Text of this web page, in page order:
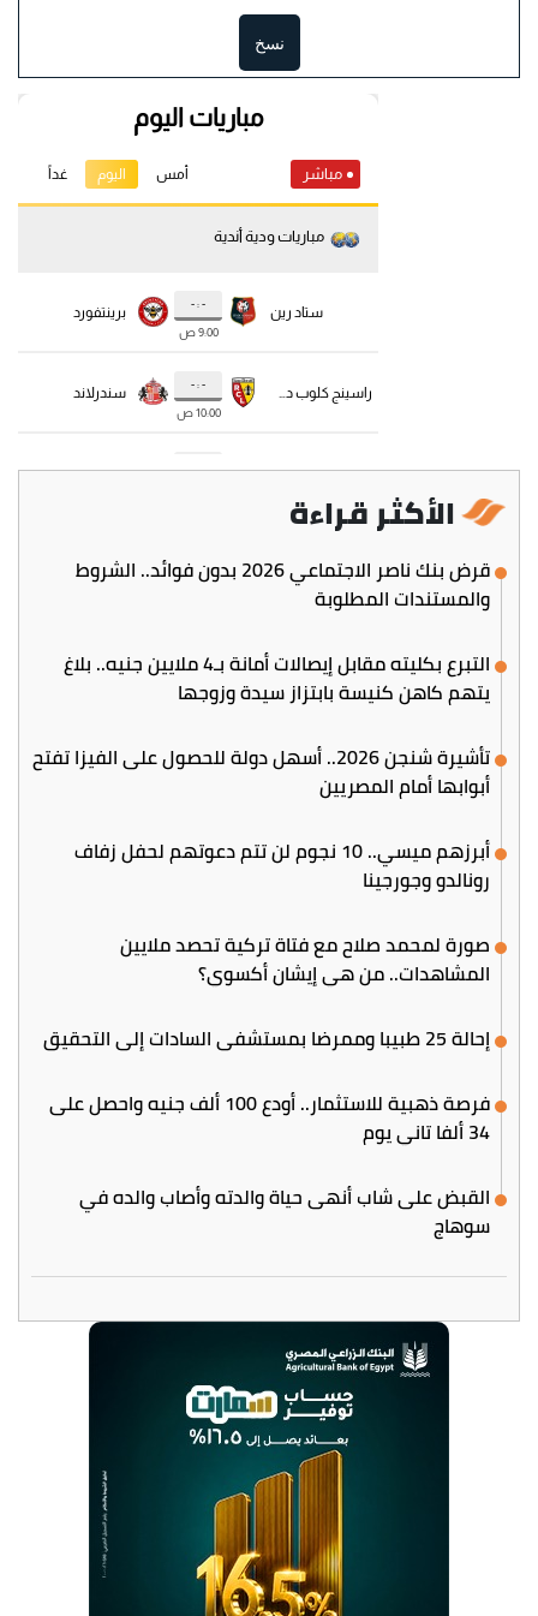
نسخ
الأكثر قراءة
قرض بنك ناصر الاجتماعي 2026 بدون فوائد.. الشروط
والمستندات المطلوبة
التبرع بكليته مقابل إيصالات أمانة بـ4 ملايين جنيه.. بلاغ
يتهم كاهن كنيسة بابتزاز سيدة وزوجها
تأشيرة شنجن 2026.. أسهل دولة للحصول على الفيزا تفتح
أبوابها أمام المصريين
أبرزهم ميسي.. 10 نجوم لن تتم دعوتهم لحفل زفاف
رونالدو وجورجينا
صورة لمحمد صلاح مع فتاة تركية تحصد ملايين
المشاهدات.. من هي إيشان أكسوي؟
إحالة 25 طبيبا وممرضا بمستشفى السادات إلى التحقيق
فرصة ذهبية للاستثمار.. أودع 100 ألف جنيه واحصل على
34 ألفا تاني يوم
القبض على شاب أنهى حياة والدته وأصاب والده في
سوهاج